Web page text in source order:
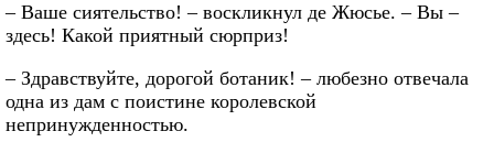
– Ваше сиятельство! – воскликнул де Жюсье. – Вы –
здесь! Какой приятный сюрприз!
– Здравствуйте, дорогой ботаник! – любезно отвечала
одна из дам с поистине королевской
непринужденностью.